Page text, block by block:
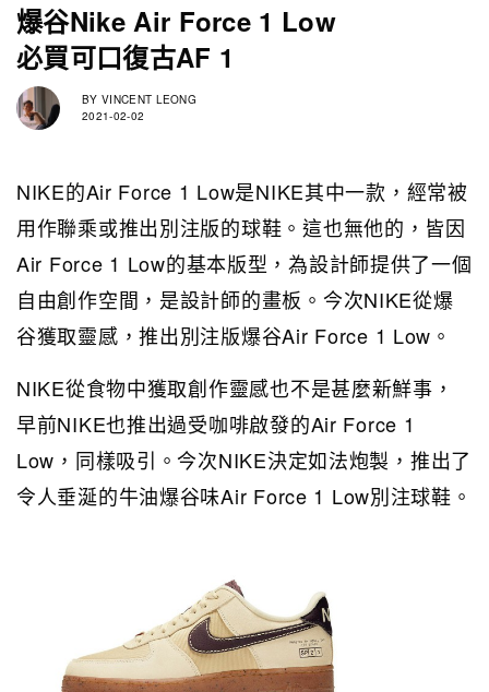
爆谷Nike Air Force 1 Low
必買可口復古AF 1
BY VINCENT LEONG
2021-02-02
NIKE的Air Force 1 Low是NIKE其中一款，經常被
用作聯乘或推出別注版的球鞋。這也無他的，皆因
Air Force 1 Low的基本版型，為設計師提供了一個
自由創作空間，是設計師的畫板。今次NIKE從爆
谷獲取靈感，推出別注版爆谷Air Force 1 Low。
NIKE從食物中獲取創作靈感也不是甚麼新鮮事，
早前NIKE也推出過受咖啡啟發的Air Force 1
Low，同樣吸引。今次NIKE決定如法炮製，推出了
令人垂涎的牛油爆谷味Air Force 1 Low別注球鞋。